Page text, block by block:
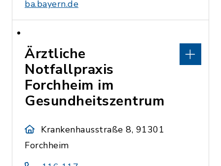
ba.bayern.de
Ärztliche
Notfallpraxis
Forchheim im
Gesundheitszentrum
Krankenhausstraße 8, 91301
Forchheim